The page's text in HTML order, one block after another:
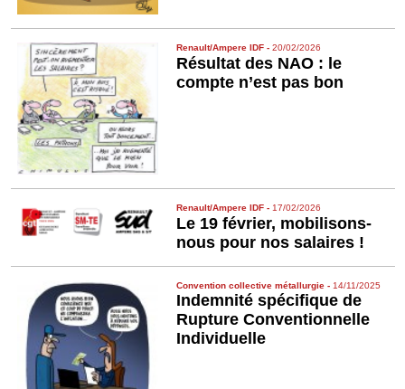
Renault/Ampere IDF -20/02/2026
Résultat des NAO : le
compte n’est pas bon
Renault/Ampere IDF - 17/02/2026
Le 19 février, mobilisons-
nous pour nos salaires !
Convention collective métallurgie - 14/11/2025
Indemnité spécifique de
Rupture Conventionnelle
Individuelle